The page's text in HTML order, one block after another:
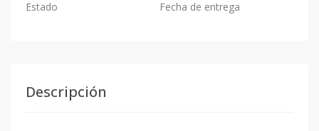
Estado Fecha de entrega
Descripción